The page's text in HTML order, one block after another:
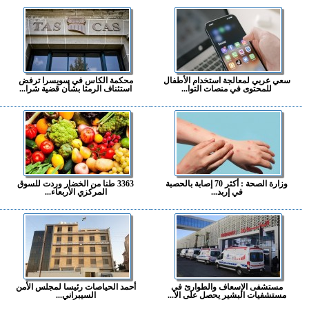
سعي عربي لمعالجة استخدام الأطفال
للمحتوى في منصات التوا...
محكمة الكاس في سويسرا ترفض
استئناف الرمثا بشأن قضية شرا...
وزارة الصحة : أكثر 70 إصابة بالحصبة
في إربد...
3363 طنا من الخضار وردت للسوق
المركزي الأربعاء...
مستشفى الإسعاف والطوارئ في
مستشفيات البشير يحصل على الا...
أحمد الحياصات رئيسا لمجلس الأمن
السيبراني...